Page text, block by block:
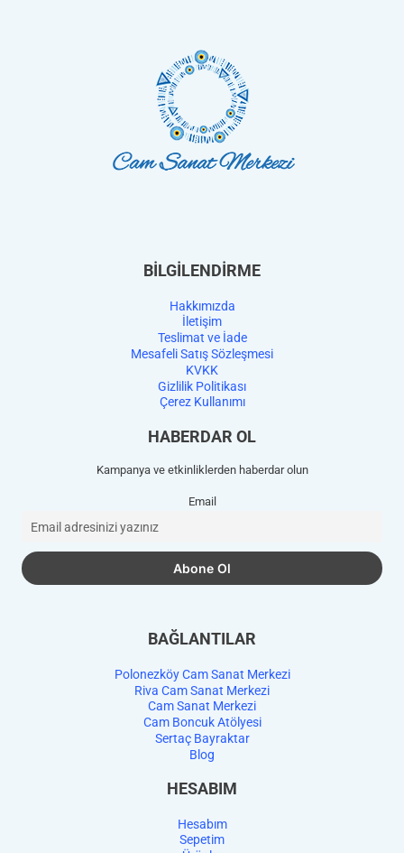
BİLGİLENDİRME
Hakkımızda
İletişim
Teslimat ve İade
Mesafeli Satış Sözleşmesi
KVKK
Gizlilik Politikası
Çerez Kullanımı
HABERDAR OL
Kampanya ve etkinliklerden haberdar olun
Email
BAĞLANTILAR
Polonezköy Cam Sanat Merkezi
Riva Cam Sanat Merkezi
Cam Sanat Merkezi
Cam Boncuk Atölyesi
Sertaç Bayraktar
Blog
HESABIM
Hesabım
Sepetim